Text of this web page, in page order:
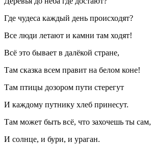
Где чудеса каждый день происходят?
Все люди летают и камни там ходят!
Всё это бывает в далёкой стране,
Там сказка всем правит на белом коне!
Там птицы дозором пути стерегут
И каждому путнику хлеб принесут.
Там может быть всё, что захочешь ты сам,
И солнце, и бури, и ураган.